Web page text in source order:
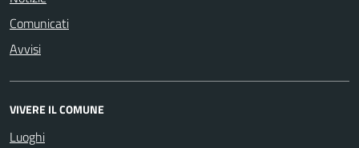
Comunicati
Avvisi
VIVERE IL COMUNE
Luoghi